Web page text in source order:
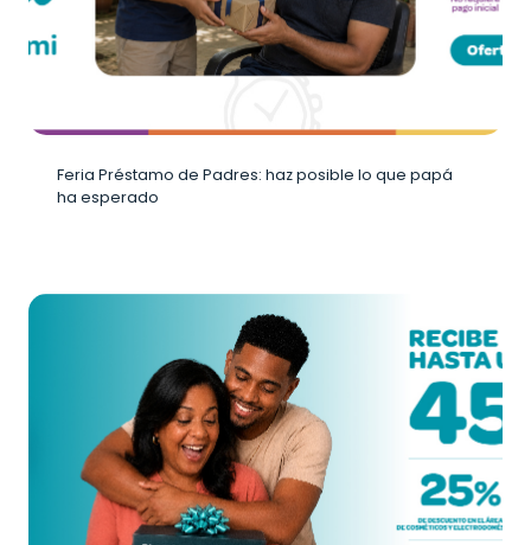
Feria Préstamo de Padres: haz posible lo que papá
ha esperado